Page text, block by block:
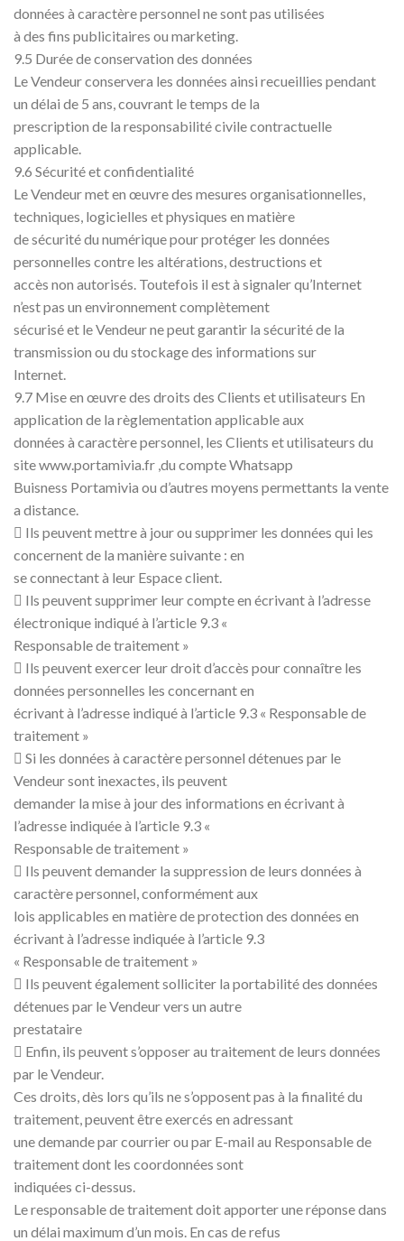
données à caractère personnel ne sont pas utilisées
à des fins publicitaires ou marketing.
9.5 Durée de conservation des données
Le Vendeur conservera les données ainsi recueillies pendant
un délai de 5 ans, couvrant le temps de la
prescription de la responsabilité civile contractuelle
applicable.
9.6 Sécurité et confidentialité
Le Vendeur met en œuvre des mesures organisationnelles,
techniques, logicielles et physiques en matière
de sécurité du numérique pour protéger les données
personnelles contre les altérations, destructions et
accès non autorisés. Toutefois il est à signaler qu’Internet
n’est pas un environnement complètement
sécurisé et le Vendeur ne peut garantir la sécurité de la
transmission ou du stockage des informations sur
Internet.
9.7 Mise en œuvre des droits des Clients et utilisateurs En
application de la règlementation applicable aux
données à caractère personnel, les Clients et utilisateurs du
site www.portamivia.fr ,du compte Whatsapp
Buisness Portamivia ou d’autres moyens permettants la vente
a distance.
 Ils peuvent mettre à jour ou supprimer les données qui les
concernent de la manière suivante : en
se connectant à leur Espace client.
 Ils peuvent supprimer leur compte en écrivant à l’adresse
électronique indiqué à l’article 9.3 «
Responsable de traitement »
 Ils peuvent exercer leur droit d’accès pour connaître les
données personnelles les concernant en
écrivant à l’adresse indiqué à l’article 9.3 « Responsable de
traitement »
 Si les données à caractère personnel détenues par le
Vendeur sont inexactes, ils peuvent
demander la mise à jour des informations en écrivant à
l’adresse indiquée à l’article 9.3 «
Responsable de traitement »
 Ils peuvent demander la suppression de leurs données à
caractère personnel, conformément aux
lois applicables en matière de protection des données en
écrivant à l’adresse indiquée à l’article 9.3
« Responsable de traitement »
 Ils peuvent également solliciter la portabilité des données
détenues par le Vendeur vers un autre
prestataire
 Enfin, ils peuvent s’opposer au traitement de leurs données
par le Vendeur.
Ces droits, dès lors qu’ils ne s’opposent pas à la finalité du
traitement, peuvent être exercés en adressant
une demande par courrier ou par E-mail au Responsable de
traitement dont les coordonnées sont
indiquées ci-dessus.
Le responsable de traitement doit apporter une réponse dans
un délai maximum d’un mois. En cas de refus